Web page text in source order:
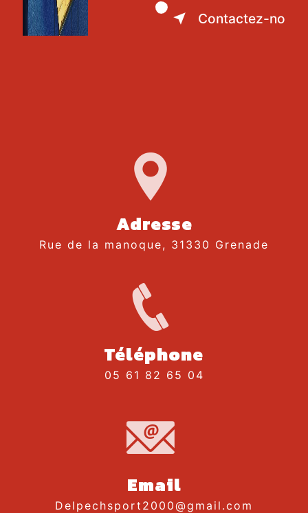
Contactez-nous
Adresse
Rue de la manoque, 31330 Grenade
Téléphone
05 61 82 65 04
Email
delpechsport2000@gmail.com